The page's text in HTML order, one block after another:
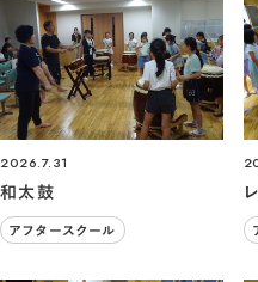
2026.7.31
和太鼓
アフタースクール